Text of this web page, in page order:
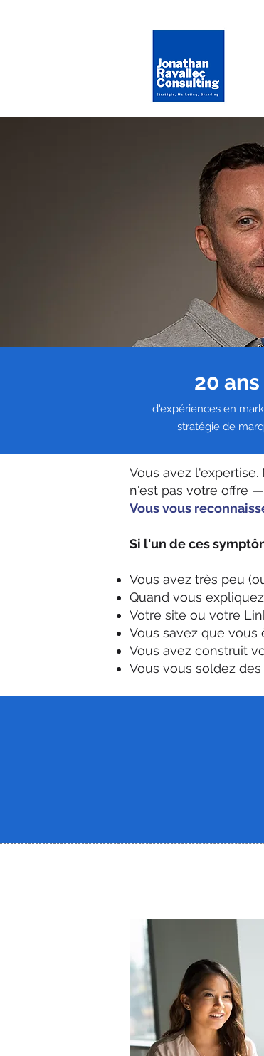
20 ans
d'expériences en
stratégie de
Vous avez
n'est pas votre offre
Vous vous
Si l'un de ces
Vous avez très peu
Quand vous
Votre site ou votre
Vous savez que
Vous avez construit
Vous vous soldez